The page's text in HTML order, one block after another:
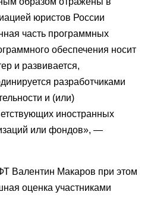
юристов России
часть программных
обеспечения носит
и развивается,
разработчиками
и (или)
иностранных
или фондов», —
Валентин Макаров при этом
оценка участниками